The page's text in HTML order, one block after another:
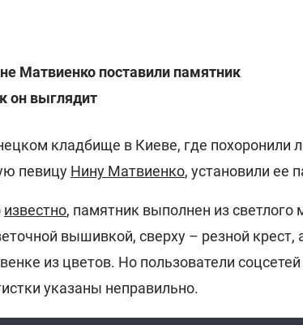
Матвиенко поставили памятник
он выглядит
кладбище в Киеве, где похоронили
певицу Нину Матвиенко, установили ее
известно, памятник выполнен из
вышивкой, сверху – резной крест,
из цветов. Но пользователи
указаны неправильно.